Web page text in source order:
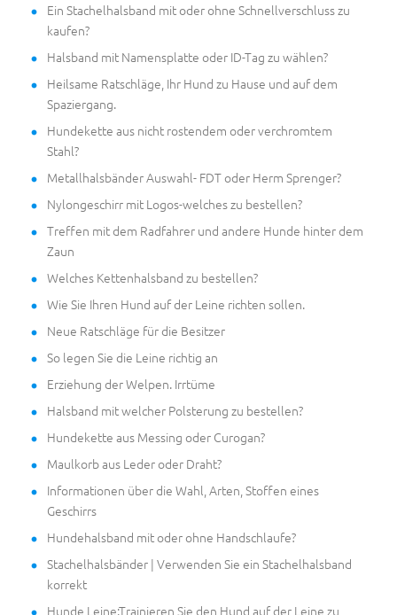
Ein Stachelhalsband mit oder ohne Schnellverschluss zu
kaufen?
Halsband mit Namensplatte oder ID-Tag zu wählen?
Heilsame Ratschläge, Ihr Hund zu Hause und auf dem
Spaziergang.
Hundekette aus nicht rostendem oder verchromtem
Stahl?
Metallhalsbänder Auswahl- FDT oder Herm Sprenger?
Nylongeschirr mit Logos-welches zu bestellen?
Treffen mit dem Radfahrer und andere Hunde hinter dem
Zaun
Welches Kettenhalsband zu bestellen?
Wie Sie Ihren Hund auf der Leine richten sollen.
Neue Ratschläge für die Besitzer
So legen Sie die Leine richtig an
Erziehung der Welpen. Irrtüme
Halsband mit welcher Polsterung zu bestellen?
Hundekette aus Messing oder Curogan?
Maulkorb aus Leder oder Draht?
Informationen über die Wahl, Arten, Stoffen eines
Geschirrs
Hundehalsband mit oder ohne Handschlaufe?
Stachelhalsbänder | Verwenden Sie ein Stachelhalsband
korrekt
Hunde Leine:Trainieren Sie den Hund auf der Leine zu